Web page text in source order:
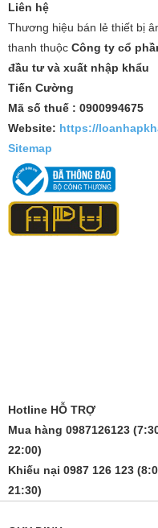
Liên hệ
Thương hiệu bán lẻ thiết bị
thanh thuộc Công ty cổ
đầu tư và xuất nhập khẩu
Tiến Cường
Mã số thuế : 0900994675
Website: https://
Sitemap
Hotline HỖ TRỢ
Mua hàng 0987126123
22:00)
Khiếu nại 0987 126 123
21:30)